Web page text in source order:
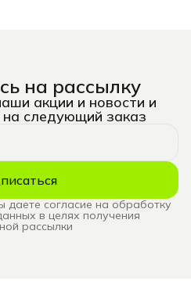
на рассылку
акции и новости и
на следующий заказ
даете согласие на обработку
в целях получения
рассылки